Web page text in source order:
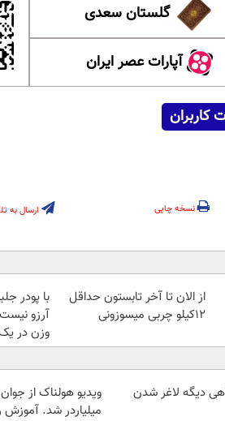
گلستان سعدی
آپارات عصر ایران
کاربران
نسخه چاپی ارسال به
از الان تا آخر تابستون حداقل
12کیلو چربی میسوزونی
با پودر
وزن در
دیگه لاغر شدن
ویدیو هولناک از
میلیاردر شد. آموزش